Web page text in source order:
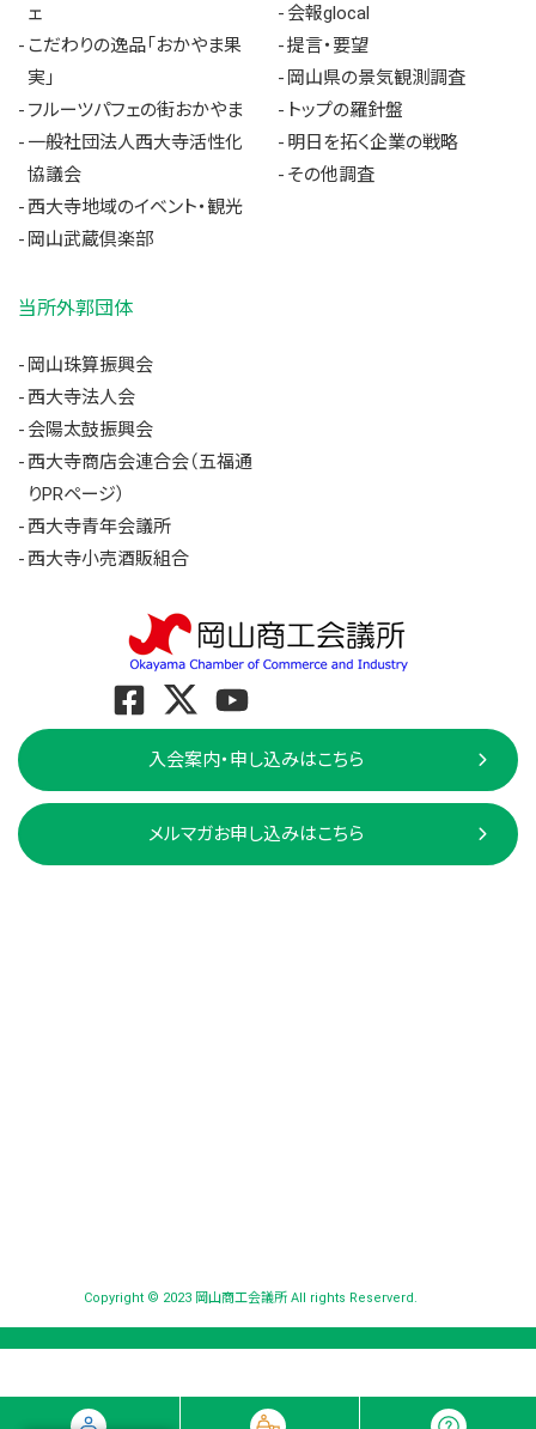
ェ
こだわりの逸品「おかやま果
実」
フルーツパフェの街おかやま
一般社団法人西大寺活性化
協議会
西大寺地域のイベント・観光
岡山武蔵倶楽部
会報glocal
提言・要望
岡山県の景気観測調査
トップの羅針盤
明日を拓く企業の戦略
その他調査
当所外郭団体
岡山珠算振興会
西大寺法人会
会陽太鼓振興会
西大寺商店会連合会（五福通
りPRページ）
西大寺青年会議所
西大寺小売酒販組合
入会案内・申し込みはこちら
メルマガお申し込みはこちら
Copyright © 2023 岡山商工会議所 All rights Reserverd.